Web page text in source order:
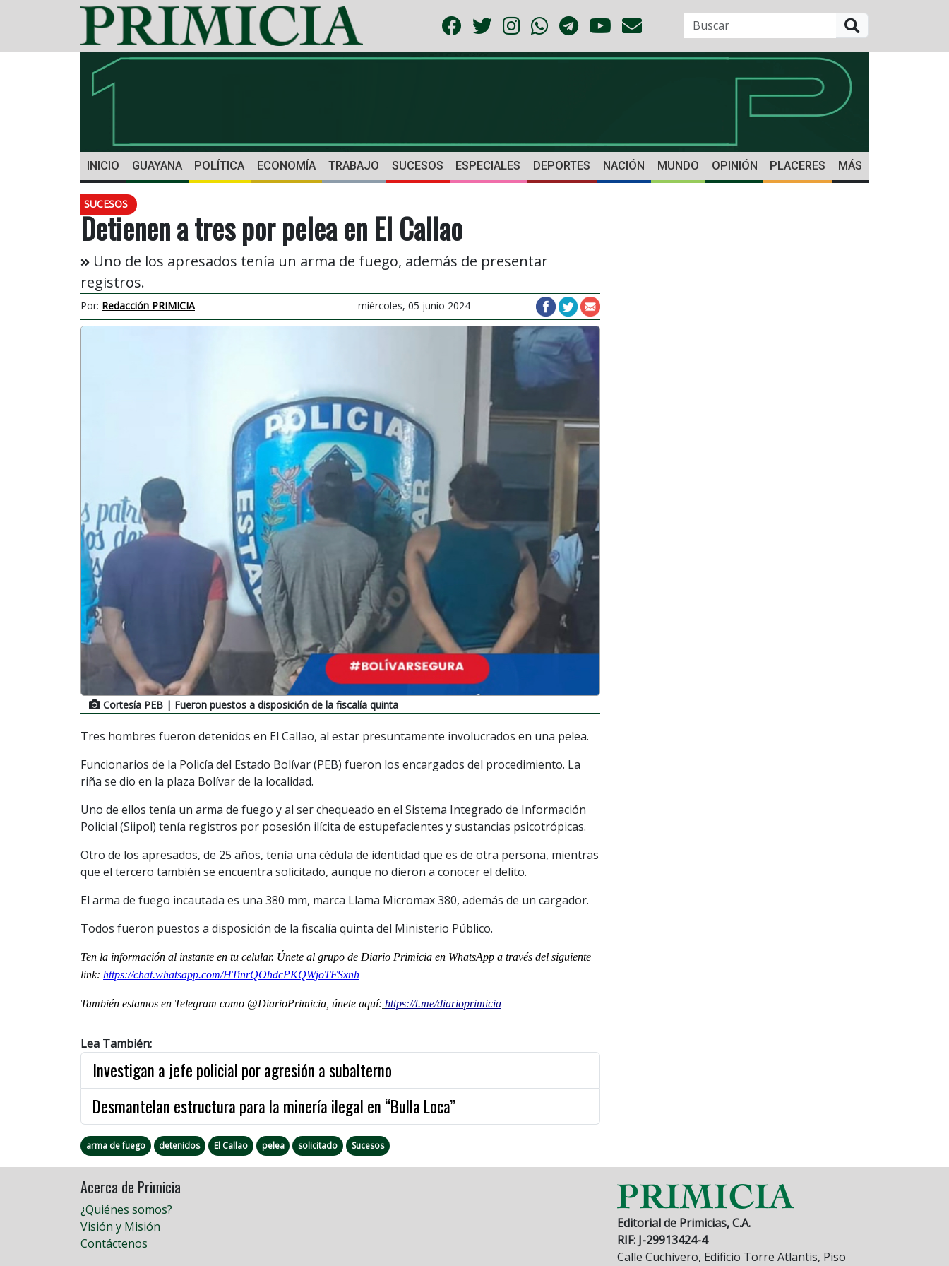
INICIO GUAYANA POLÍTICA ECONOMÍA TRABAJO SUCESOS ESPECIALES DEPORTES NACIÓN MUNDO OPINIÓN PLACERES MÁS
SUCESOS
Detienen a tres por pelea en El Callao
Uno de los apresados tenía un arma de fuego, además de presentar
registros.
Por: Redacción PRIMICIA miércoles, 05 junio 2024
Cortesía PEB | Fueron puestos a disposición de la fiscalía quinta
Tres hombres fueron detenidos en El Callao, al estar presuntamente involucrados en una pelea.
Funcionarios de la Policía del Estado Bolívar (PEB) fueron los encargados del procedimiento. La
riña se dio en la plaza Bolívar de la localidad.
Uno de ellos tenía un arma de fuego y al ser chequeado en el Sistema Integrado de Información
Policial (Siipol) tenía registros por posesión ilícita de estupefacientes y sustancias psicotrópicas.
Otro de los apresados, de 25 años, tenía una cédula de identidad que es de otra persona, mientras
que el tercero también se encuentra solicitado, aunque no dieron a conocer el delito.
El arma de fuego incautada es una 380 mm, marca Llama Micromax 380, además de un cargador.
Todos fueron puestos a disposición de la fiscalía quinta del Ministerio Público.
Ten la información al instante en tu celular. Únete al grupo de Diario Primicia en WhatsApp a través del siguiente
link: https://chat.whatsapp.com/HTinrQOhdcPKQWjoTFSxnh
También estamos en Telegram como @DiarioPrimicia, únete aquí: https://t.me/diarioprimicia
Lea También:
Investigan a jefe policial por agresión a subalterno
Desmantelan estructura para la minería ilegal en “Bulla Loca”
arma de fuego detenidos El Callao pelea solicitado Sucesos
Acerca de Primicia
¿Quiénes somos?
Visión y Misión
Contáctenos
Editorial de Primicias, C.A.
RIF: J-29913424-4
Calle Cuchivero, Edificio Torre Atlantis, Piso